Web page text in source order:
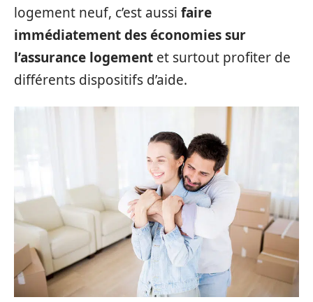
logement neuf, c’est aussi faire
immédiatement des économies sur
l’assurance logement et surtout profiter de
différents dispositifs d’aide.